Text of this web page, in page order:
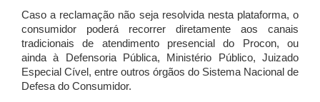
Caso a reclamação não seja resolvida nesta plataforma, o
consumidor poderá recorrer diretamente aos canais
tradicionais de atendimento presencial do Procon, ou
ainda à Defensoria Pública, Ministério Público, Juizado
Especial Cível, entre outros órgãos do Sistema Nacional de
Defesa do Consumidor.